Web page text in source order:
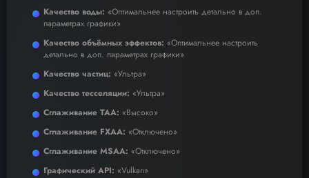
Качество воды: «Оптимальнее настроить детально в доп.
параметрах графики»
Качество объёмных эффектов: «Оптимальнее настроить
детально в доп. параметрах графики»
Качество частиц: «Ультра»
Качество тесселяции: «Ультра»
Сглаживание TAA: «Высоко»
Сглаживание FXAA: «Отключено»
Сглаживание MSAA: «Отключено»
Графический API: «Vulkan»